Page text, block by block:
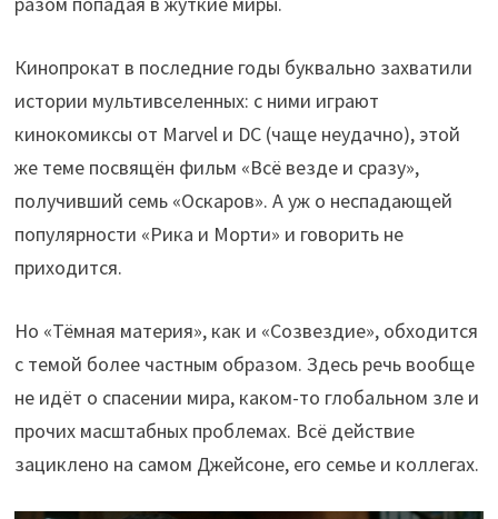
Кинопрокат в последние годы буквально захватили
истории мультивселенных: с ними играют
кинокомиксы от Marvel и DC (чаще неудачно), этой
же теме посвящён фильм «Всё везде и сразу»,
получивший семь «Оскаров». А уж о неспадающей
популярности «Рика и Морти» и говорить не
приходится.
Но «Тёмная материя», как и «Созвездие», обходится
с темой более частным образом. Здесь речь вообще
не идёт о спасении мира, каком-то глобальном зле и
прочих масштабных проблемах. Всё действие
зациклено на самом Джейсоне, его семье и коллегах.